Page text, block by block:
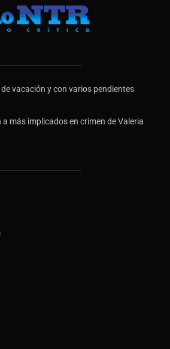
vacación y con varios pendientes
más implicados en crimen de Valeria